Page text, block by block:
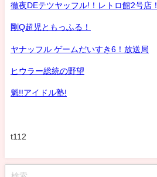
徹夜DEテツヤッフル!！レトロ館2号店！
剛Q超児ともっふる！
ヤナッフル ゲームだいすき6！放送局
ヒウラー総統の野望
魁!!アイドル塾!
t112